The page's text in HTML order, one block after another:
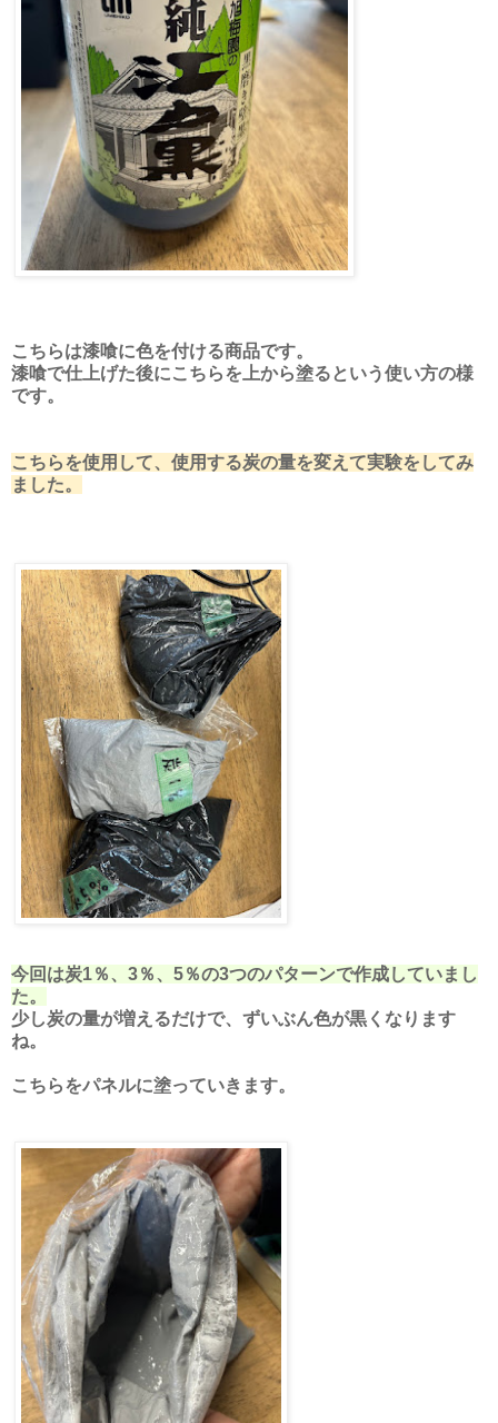
こちらは漆喰に色を付ける商品です。
漆喰で仕上げた後にこちらを上から塗るという使い方の様
です。
こちらを使用して、使用する炭の量を変えて実験をしてみ
ました。
今回は炭1％、3％、5％の3つのパターンで作成していまし
た。
少し炭の量が増えるだけで、ずいぶん色が黒くなります
ね。
こちらをパネルに塗っていきます。